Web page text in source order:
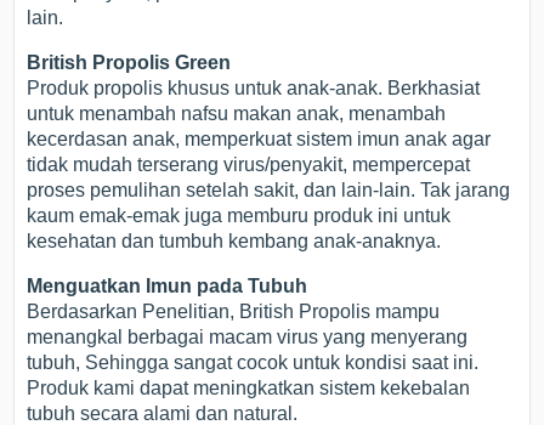
lain.
British Propolis Green
Produk propolis khusus untuk anak-anak. Berkhasiat
untuk menambah nafsu makan anak, menambah
kecerdasan anak, memperkuat sistem imun anak agar
tidak mudah terserang virus/penyakit, mempercepat
proses pemulihan setelah sakit, dan lain-lain. Tak jarang
kaum emak-emak juga memburu produk ini untuk
kesehatan dan tumbuh kembang anak-anaknya.
Menguatkan Imun pada Tubuh
Berdasarkan Penelitian, British Propolis mampu
menangkal berbagai macam virus yang menyerang
tubuh, Sehingga sangat cocok untuk kondisi saat ini.
Produk kami dapat meningkatkan sistem kekebalan
tubuh secara alami dan natural.